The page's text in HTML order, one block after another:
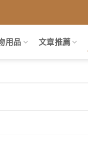
用品 文章推薦